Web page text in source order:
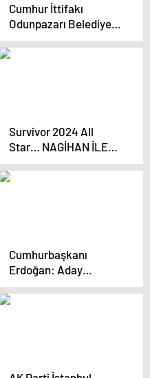
Cumhur İttifakı
Odunpazarı Belediye
Başkan Adayı Özkan
Alp, Belediye
Survivor 2024 All
Star… NAGİHAN İLE
SAHRA ARASINDA
BÜYÜK GERGİNLİK!
Cumhurbaşkanı
Erdoğan: Aday
tanıtımları bu hafta
yapılacak